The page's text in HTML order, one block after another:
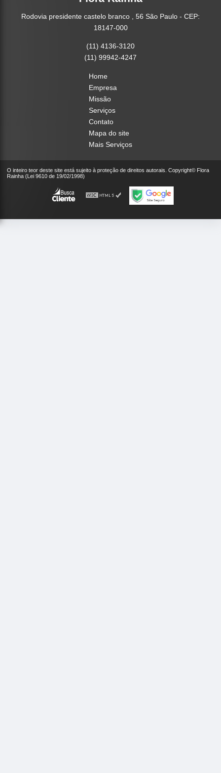
Rodovia presidente castelo branco , 56 São Paulo - CEP:
18147-000
(11) 4136-3120
(11) 99942-4247
Home
Empresa
Missão
Serviços
Contato
Mapa do site
Mais Serviços
O inteiro teor deste site está sujeito à proteção de direitos autorais. Copyright© Flora
Rainha (Lei 9610 de 19/02/1998)